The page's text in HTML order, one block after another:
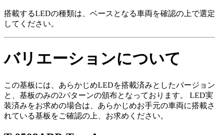
搭載するLEDの種類は、ベースとなる車両を確認の上で選定
してください。
バリエーションについて
この基板には、あらかじめLEDを搭載済みとしたバージョン
と、基板のみの2パターンの頒布となっております。 LED実
装済みをお求めの場合は、あらかじめお手元の車両に搭載さ
れている基板をご確認の上、お求めください。